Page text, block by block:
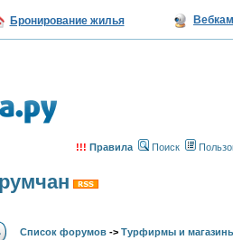
Бронирование жилья
!!! Правила Поиск
Список форумов -> Турфирмы и